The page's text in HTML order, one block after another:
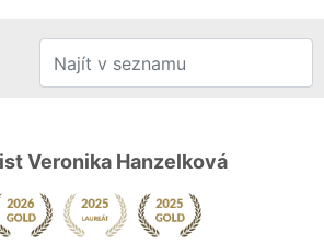
Veronika Hanzelková